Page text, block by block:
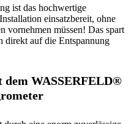
ist das hochwertige
einsatzbereit, ohne
vornehmen müssen! Das spart
direkt auf die Entspannung
dem WASSERFELD®